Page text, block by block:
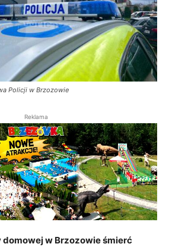
Policji w Brzozowie
Reklama
w Brzozowie śmierć